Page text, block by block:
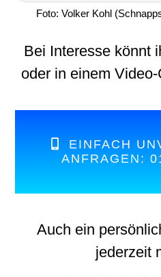
Foto: Volker Kohl
Bei Interesse könnt
oder in einem
EINFACH
ANFRAGEN:
Auch ein
jederzeit